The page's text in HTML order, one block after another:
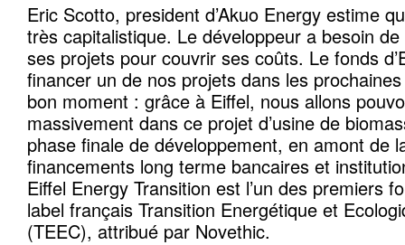
Eric Scotto, president d’Akuo Energy estime
très capitalistique. Le développeur a besoin
ses projets pour couvrir ses coûts. Le fonds
financer un de nos projets dans les
bon moment : grâce à Eiffel, nous allons
massivement dans ce projet d’usine de
phase finale de développement, en amont de
financements long terme bancaires et
Eiffel Energy Transition est l’un des premiers
label français Transition Energétique et
(TEEC), attribué par Novethic.